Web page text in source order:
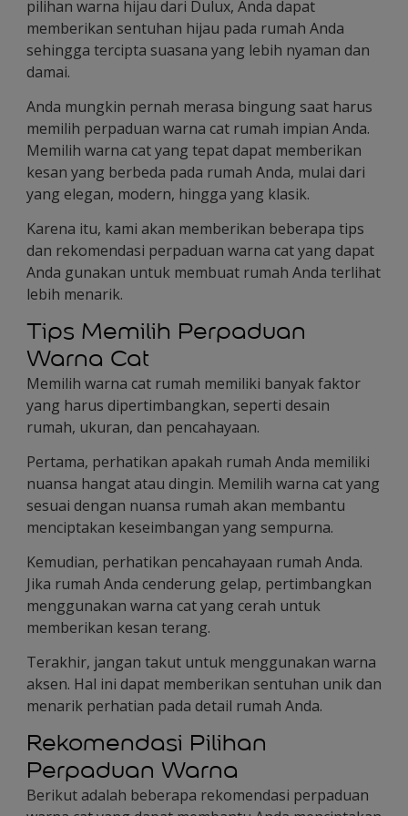
pilihan warna hijau dari Dulux, Anda dapat
memberikan sentuhan hijau pada rumah Anda
sehingga tercipta suasana yang lebih nyaman dan
damai.
Anda mungkin pernah merasa bingung saat harus
memilih perpaduan warna cat rumah impian Anda.
Memilih warna cat yang tepat dapat memberikan
kesan yang berbeda pada rumah Anda, mulai dari
yang elegan, modern, hingga yang klasik.
Karena itu, kami akan memberikan beberapa tips
dan rekomendasi perpaduan warna cat yang dapat
Anda gunakan untuk membuat rumah Anda terlihat
lebih menarik.
Tips Memilih Perpaduan
Warna Cat
Memilih warna cat rumah memiliki banyak faktor
yang harus dipertimbangkan, seperti desain
rumah, ukuran, dan pencahayaan.
Pertama, perhatikan apakah rumah Anda memiliki
nuansa hangat atau dingin. Memilih warna cat yang
sesuai dengan nuansa rumah akan membantu
menciptakan keseimbangan yang sempurna.
Kemudian, perhatikan pencahayaan rumah Anda.
Jika rumah Anda cenderung gelap, pertimbangkan
menggunakan warna cat yang cerah untuk
memberikan kesan terang.
Terakhir, jangan takut untuk menggunakan warna
aksen. Hal ini dapat memberikan sentuhan unik dan
menarik perhatian pada detail rumah Anda.
Rekomendasi Pilihan
Perpaduan Warna
Berikut adalah beberapa rekomendasi perpaduan